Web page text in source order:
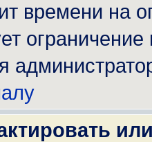
времени на
ограничение